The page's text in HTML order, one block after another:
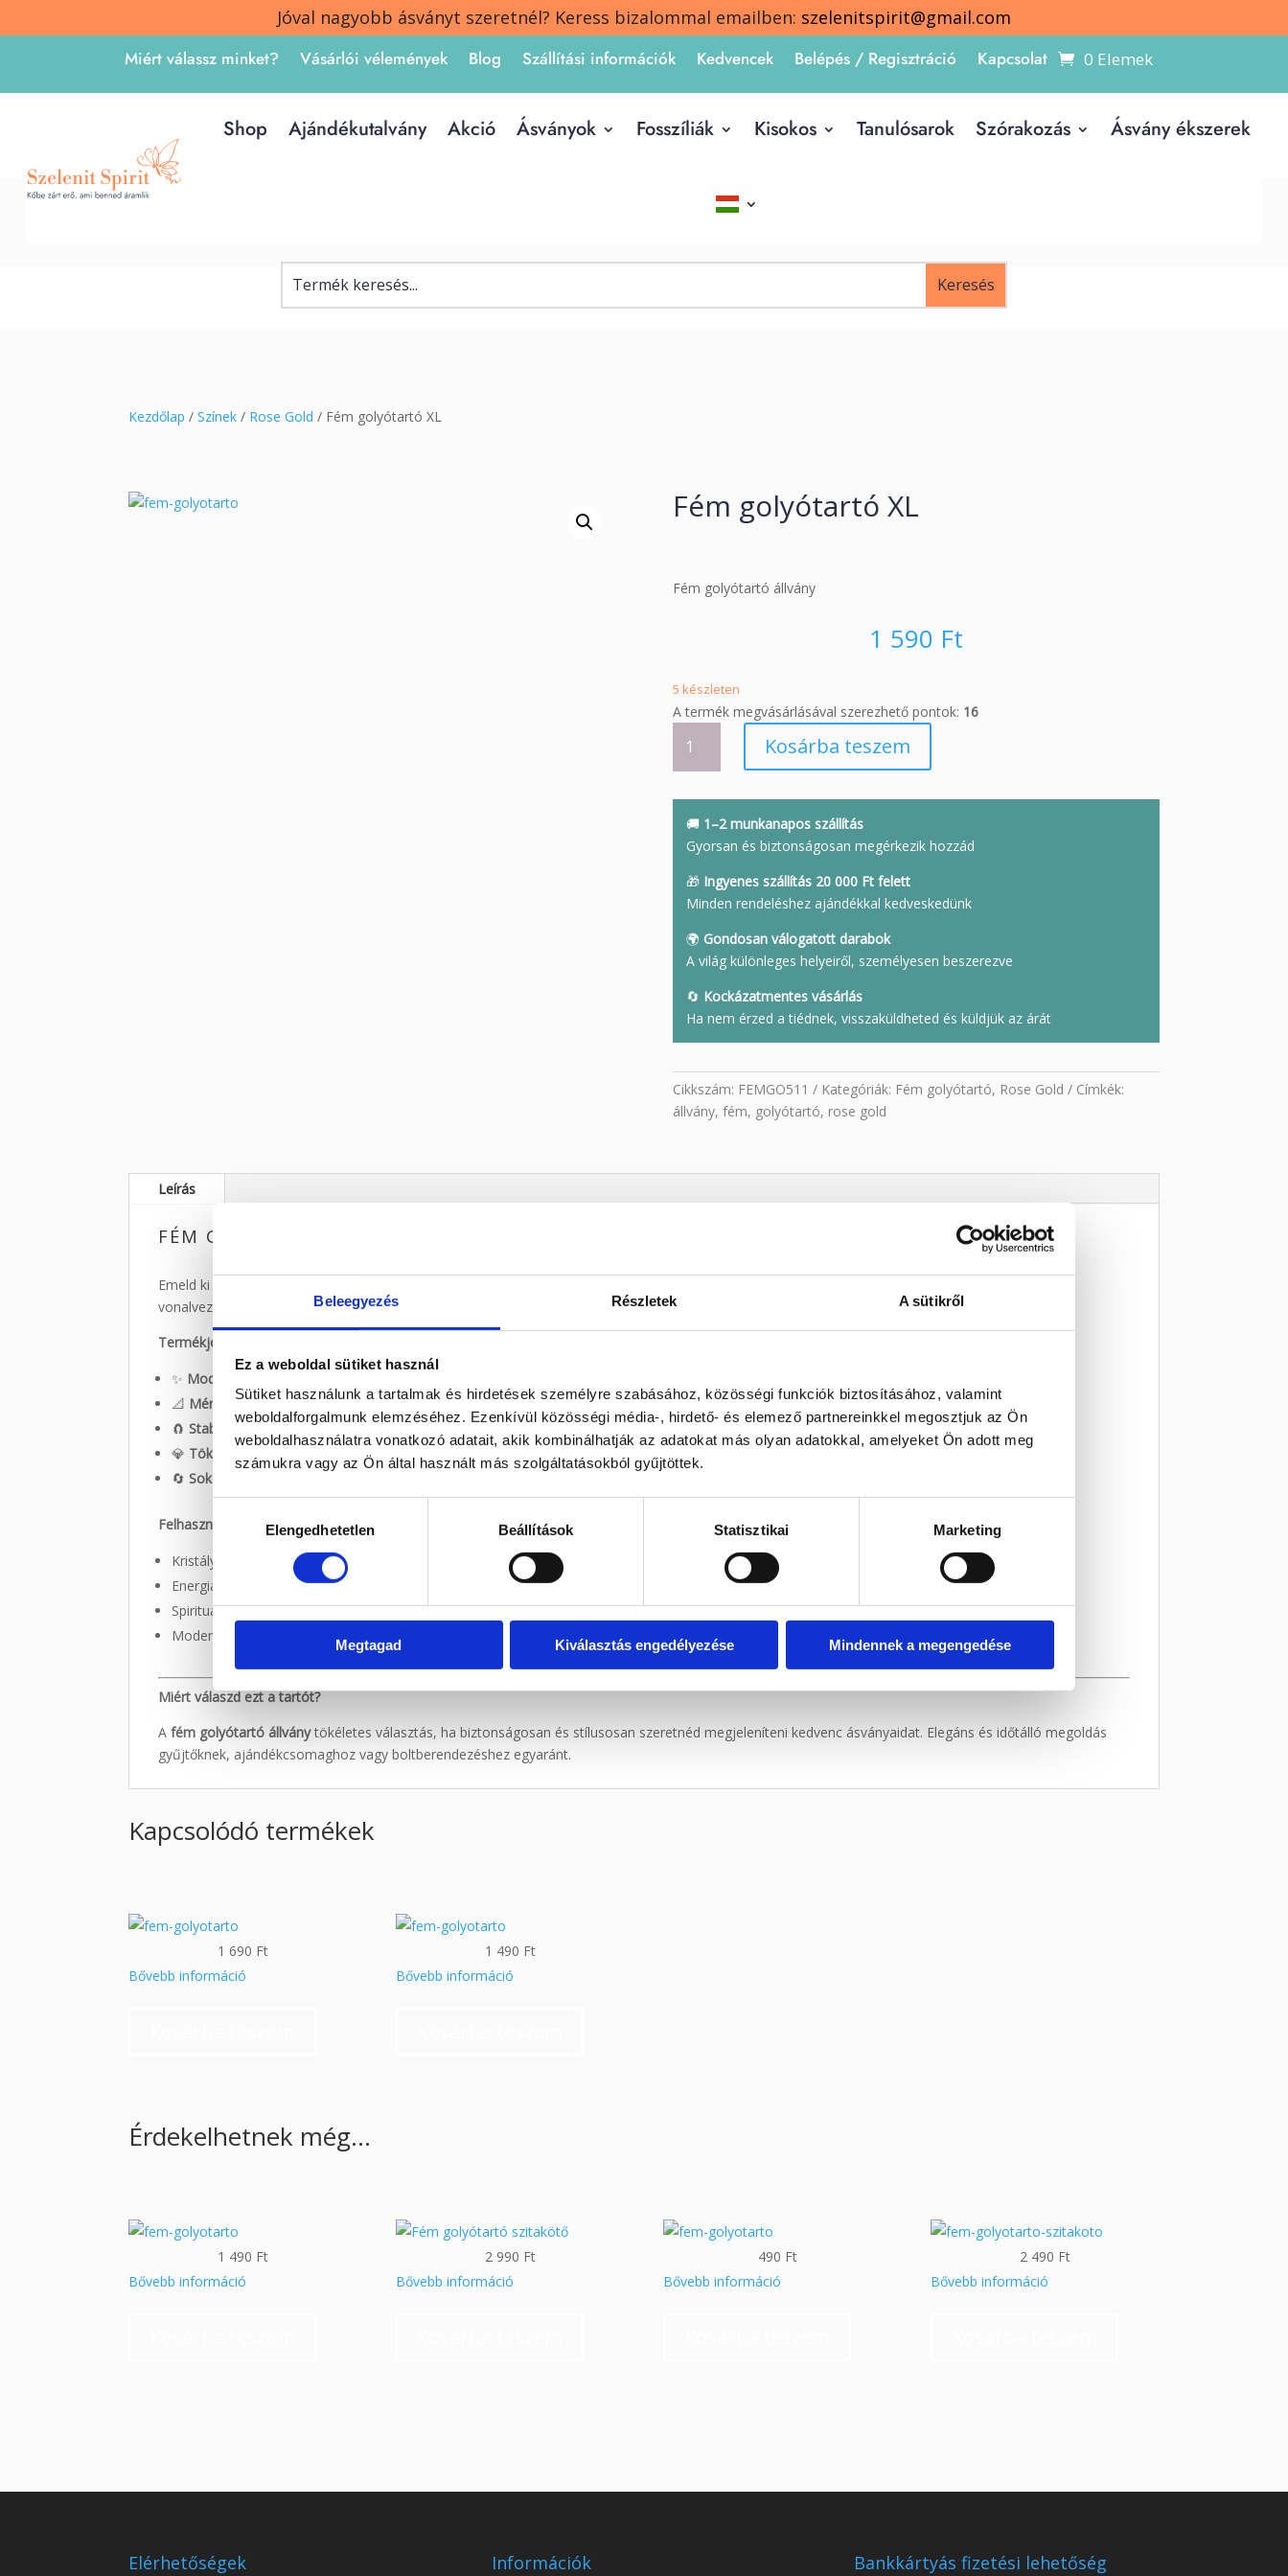
Beleegyezés Részletek A sütikről
Ez a weboldal sütiket használ
Sütiket használunk a tartalmak és hirdetések személyre szabásához, közösségi funkciók biztosításához, valamint
weboldalforgalmunk elemzéséhez. Ezenkívül közösségi média-, hirdető- és elemező partnereinkkel megosztjuk az Ön
weboldalhasználatra vonatkozó adatait, akik kombinálhatják az adatokat más olyan adatokkal, amelyeket Ön adott meg
számukra vagy az Ön által használt más szolgáltatásokból gyűjtöttek.
kiválasztásaElengedhetetlen Beállítások Statisztikai Marketing
Megtagad Kiválasztás engedélyezése Mindennek a megengedése
Jóval nagyobb ásványt szeretnél? Keress bizalommal emailben: szelenitspirit@gmail.com
Miért válassz minket?
Vásárlói vélemények Blog Szállítási információk Kedvencek Belépés / Regisztráció Kapcsolat 0 Elemek
Shop Ajándékutalvány Akció Ásványok Fosszíliák Kisokos Tanulósarok Szórakozás Ásvány ékszerek
Kezdőlap /Színek / Rose Gold / Fém golyótartó XL
Fém golyótartó XL
Fém golyótartó állvány
1 590 Ft
5 készleten
A termék megvásárlásával szerezhető pontok: 16
golyótartó
XL
mennyiség
Kosárba teszem
🚚 1–2 munkanapos szállítás
Gyorsan és biztonságosan megérkezik hozzád
🎁 Ingyenes szállítás 20 000 Ft felett
Minden rendeléshez ajándékkal kedveskedünk
🌍 Gondosan válogatott darabok
A világ különleges helyeiről, személyesen beszerezve
🔄 Kockázatmentes vásárlás
Ha nem érzed a tiédnek, visszaküldheted és küldjük az árát
Cikkszám: FEMGO511 Kategóriák: Fém golyótartó, Rose Gold
Címkék:
állvány, fém, golyótartó, rose gold
Leírás
FÉM GOLYÓTARTÓ ÁLLVÁNY ÁSVÁNY GOLYÓKHOZ – 3 MÉRETBEN, MODERN DIZÁJNNAL
Emeld ki kristály gömbjeid, ásvány golyóid vagy dekorációs gömbjeid szépségét ezzel az elegáns, roze gold
vonalvezetésével tökéletes kiegészítő spirituális sarokba, vitrinbe vagy otthoni dekorációhoz.
Termékjellemzők:
✨ Modern fém dizájn
📐 Méret
– XL -es 10 cm-es golyóméretig. Rose gold szín
🧲Stabil és csúszásmentes
– masszív szerkezet, biztos tartás a kedvenc ásványaidnak
💎 Tökéletes kristály gömbhöz, ásvány golyóhoz, dekorációs üveggömbökhöz
🔄Sokoldalú használat
Felhasználási javaslat:
Kristály- és ásványgömbök megjelenítéséhez
Energiaterek, meditációs sarkok díszítésére
Spirituális vagy ezoterikus boltok termékbemutatójához
Modern, letisztult enteriőrbe
Miért válaszd ezt a tartót?
Afém golyótartó állványtökéletes választás, ha biztonságosan és stílusosan szeretnéd megjeleníteni kedvenc ásványaidat. Elegáns és időtálló megoldás
gyűjtőknek, ajándékcsomaghoz vagy boltberendezéshez egyaránt.
Kapcsolódó termékek
1 690 Ft
Bővebb információ
1 490 Ft
Bővebb információ
Érdekelhetnek még…
1 490 Ft
Bővebb információ
2 990 Ft
Bővebb információ
490 Ft
Bővebb információ
2 490 Ft
Bővebb információ
Elérhetőségek Információk Bankkártyás fizetési lehetőség